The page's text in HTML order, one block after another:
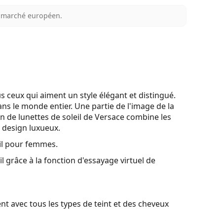
européen.
ceux qui aiment un style élégant et distingué.
le monde entier. Une partie de l'image de la
lunettes de soleil de Versace combine les
luxueux.
pour femmes.
grâce à la fonction d'essayage virtuel de
avec tous les types de teint et des cheveux